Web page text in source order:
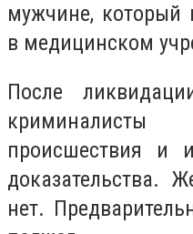
мужчине, который
в медицинском
После
криминалисты
происшествия и
доказательства.
нет.